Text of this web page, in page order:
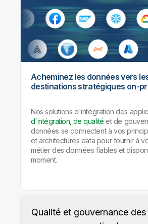
Acheminez les données vers
destinations stratégiques on-
Nos solutions d'intégration des
d'intégration, de qualité et de
données se connectent à vos
et architectures data pour fournir à
métier des données fiables et
moment.
Qualité et gouvernance